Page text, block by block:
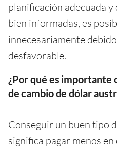
planificación adecuada
bien informadas, es
innecesariamente
desfavorable.
¿Por qué es importante
de cambio de dólar
Conseguir un buen tipo
significa pagar menos